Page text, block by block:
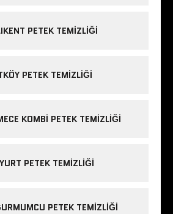
PETEK TEMIZLIĞI
PETEK TEMIZLIĞI
KOMBI PETEK TEMIZLIĞI
PETEK TEMIZLIĞI
PETEK TEMIZLIĞI